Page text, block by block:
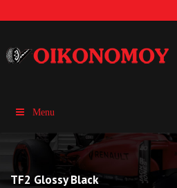
Menu
TF2 Glossy Black